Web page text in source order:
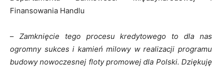
Finansowania Handlu
– Zamknięcie tego procesu kredytowego to dla nas
ogromny sukces i kamień milowy w realizacji programu
budowy nowoczesnej floty promowej dla Polski. Dziękuję